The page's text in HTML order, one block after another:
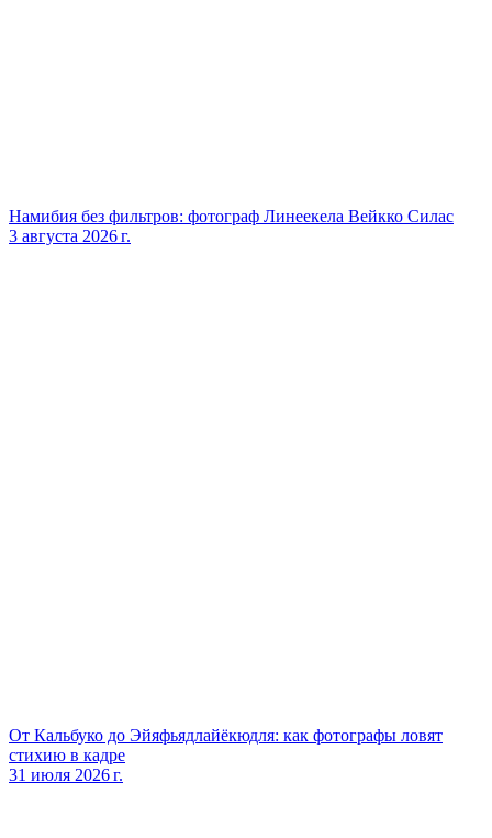
Намибия без фильтров: фотограф Линеекела Вейкко Силас
3 августа 2026 г.
От Кальбуко до Эйяфьядлайёкюдля: как фотографы ловят
стихию в кадре
31 июля 2026 г.